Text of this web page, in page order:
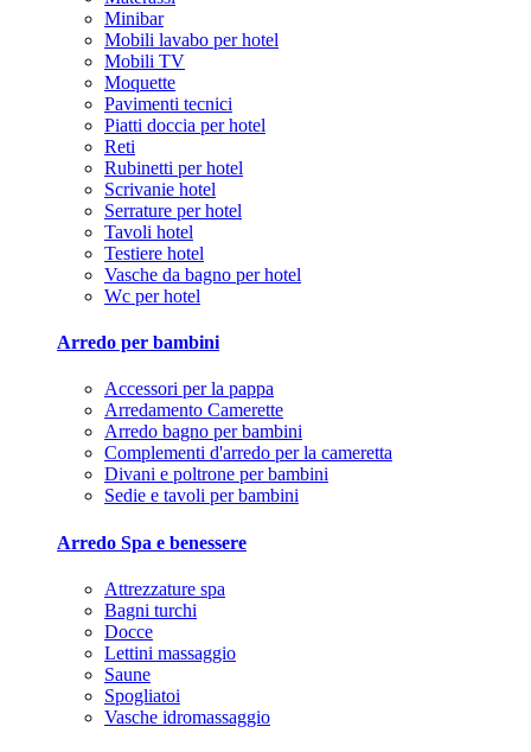
Minibar
Mobili lavabo per hotel
Mobili TV
Moquette
Pavimenti tecnici
Piatti doccia per hotel
Reti
Rubinetti per hotel
Scrivanie hotel
Serrature per hotel
Tavoli hotel
Testiere hotel
Vasche da bagno per hotel
Wc per hotel
Arredo per bambini
Accessori per la pappa
Arredamento Camerette
Arredo bagno per bambini
Complementi d'arredo per la cameretta
Divani e poltrone per bambini
Sedie e tavoli per bambini
Arredo Spa e benessere
Attrezzature spa
Bagni turchi
Docce
Lettini massaggio
Saune
Spogliatoi
Vasche idromassaggio